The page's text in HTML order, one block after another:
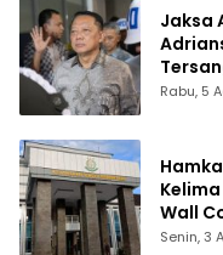
Jaksa
Rabu, 5
Wall
Senin, 3